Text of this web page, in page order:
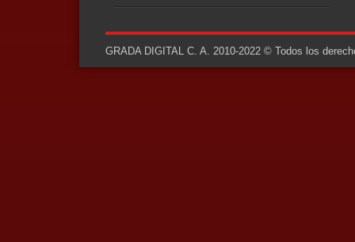
GRADA DIGITAL C. A. 2010-2022 © Todos los